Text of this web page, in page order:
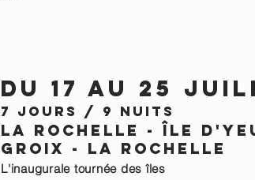
Du 17 au 25
7 jours / 9 nuits
la rochelle - île
groix - la rochelle
L'inaugurale tournée des îles